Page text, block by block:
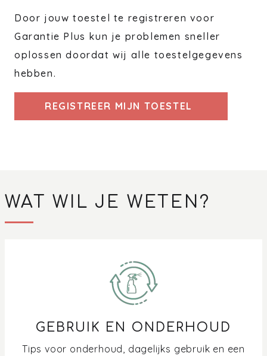
Door jouw toestel te registreren voor
Garantie Plus kun je problemen sneller
oplossen doordat wij alle toestelgegevens
hebben.
REGISTREER MIJN TOESTEL
WAT WIL JE WETEN?
GEBRUIK EN ONDERHOUD
Tips voor onderhoud, dagelijks gebruik en een